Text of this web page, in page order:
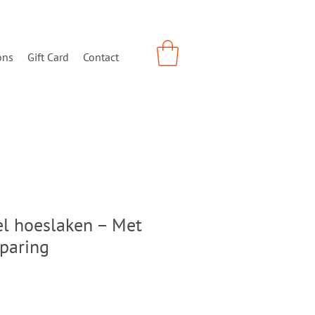
Gift Card Contact
hoeslaken – Met